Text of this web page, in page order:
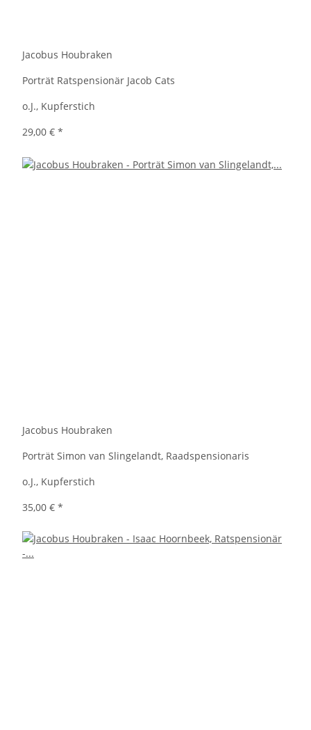
Jacobus Houbraken
Porträt Ratspensionär Jacob Cats
o.J., Kupferstich
29,00 € *
Jacobus Houbraken
Porträt Simon van Slingelandt, Raadspensionaris
o.J., Kupferstich
35,00 € *